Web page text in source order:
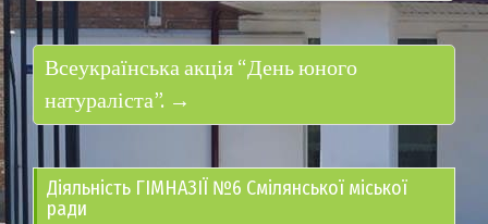
Всеукраїнська акція “День юного
натураліста”. →
Діяльність ГІМНАЗІЇ №6 Смілянської міської
ради